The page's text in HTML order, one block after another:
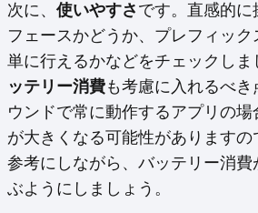
次に、 使いやすさ です。直感的
フェースかどうか、プレフィッ
単に行えるかなどをチェックし
ッテリー消費も考慮に入れるべ
ウンドで常に動作するアプリの
が大きくなる可能性があります
参考にしながら、バッテリー消費
ぶようにしましょう。